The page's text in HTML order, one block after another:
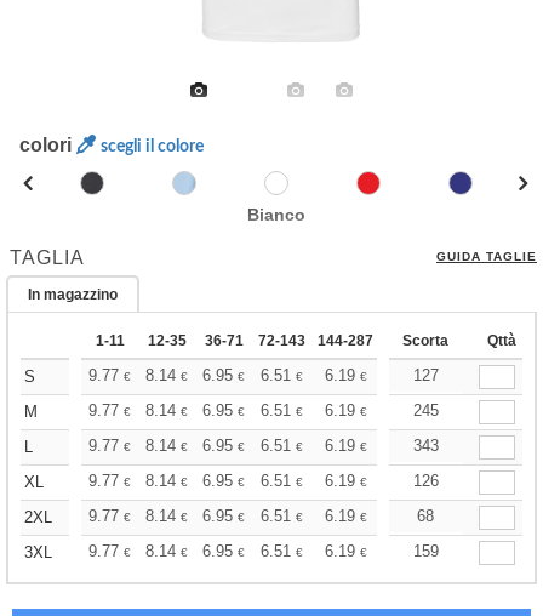
colori scegli il colore
Bianco
TAGLIA GUIDA TAGLIE
In magazzino
1-11 12-35 36-71 72-143 144-287 288 + Altri
Scorta Qttà
S 9.77 € 8.14 € 6.95 € 6.51 € 6.19 € 6.13 €
127
M
9.77 € 8.14 € 6.95 € 6.51 € 6.19 € 6.13 €
245
L
9.77 € 8.14 € 6.95 € 6.51 € 6.19 € 6.13 €
343
XL
9.77 € 8.14 € 6.95 € 6.51 € 6.19 € 6.13 €
126
2XL
9.77 € 8.14 € 6.95 € 6.51 € 6.19 € €
68
3XL
9.77 € 8.14 € 6.95 € 6.51 € 6.19 € 6.13 €
159